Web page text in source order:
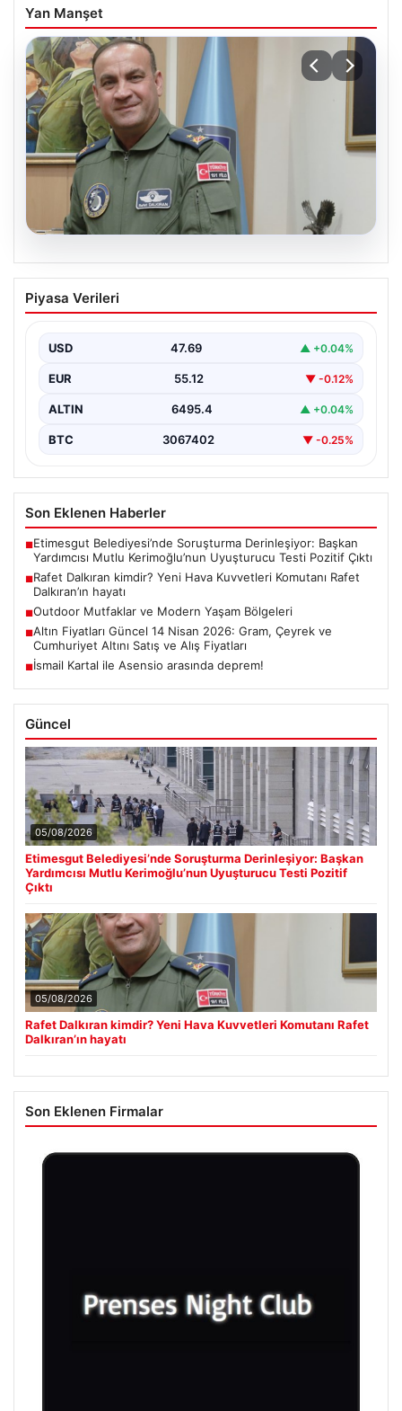
Yan Manşet
05.08.2026
Rafet Dalkıran kimdir? Yeni Hava
Kuvvetleri Komutanı Rafet Dalkıran’ın
Piyasa Verileri
USD 47.69 ▲ +0.04%
EUR 55.12 ▼ -0.12%
ALTIN 6495.4 ▲ +0.04%
BTC 3067402 ▼ -0.25%
Son Eklenen Haberler
■Etimesgut Belediyesi’nde Soruşturma Derinleşiyor: Başkan
Yardımcısı Mutlu Kerimoğlu’nun Uyuşturucu Testi Pozitif Çıktı
■Rafet Dalkıran kimdir? Yeni Hava Kuvvetleri Komutanı Rafet
Dalkıran’ın hayatı
■Outdoor Mutfaklar ve Modern Yaşam Bölgeleri
■Altın Fiyatları Güncel 14 Nisan 2026: Gram, Çeyrek ve
Cumhuriyet Altını Satış ve Alış Fiyatları
■İsmail Kartal ile Asensio arasında deprem!
Güncel
05/08/2026
Etimesgut Belediyesi’nde Soruşturma Derinleşiyor: Başkan
Yardımcısı Mutlu Kerimoğlu’nun Uyuşturucu Testi Pozitif
Çıktı
05/08/2026
Rafet Dalkıran kimdir? Yeni Hava Kuvvetleri Komutanı Rafet
Dalkıran’ın hayatı
Son Eklenen Firmalar